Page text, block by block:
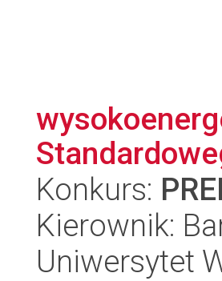
Konkurs:
Kierownik:
Uniwersytet